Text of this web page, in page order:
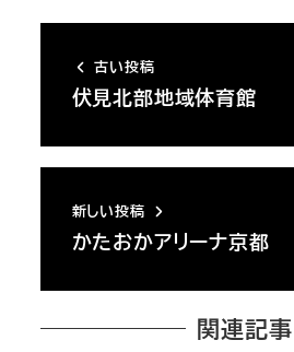
古い投稿
伏見北部地域体育館
新しい投稿
かたおかアリーナ京都
関連記事